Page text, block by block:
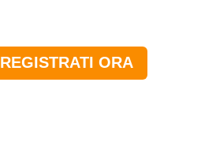
REGISTRATI ORA